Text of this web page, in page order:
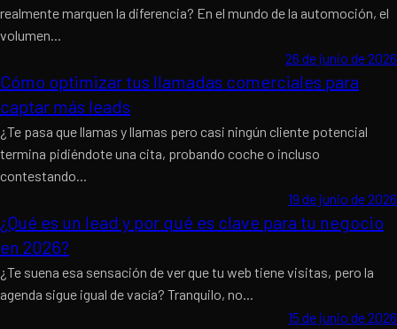
realmente marquen la diferencia? En el mundo de la automoción, el
volumen...
26 de junio de 2026
Cómo optimizar tus llamadas comerciales para
captar más leads
¿Te pasa que llamas y llamas pero casi ningún cliente potencial
termina pidiéndote una cita, probando coche o incluso
contestando...
19 de junio de 2026
¿Qué es un lead y por qué es clave para tu negocio
en 2026?
¿Te suena esa sensación de ver que tu web tiene visitas, pero la
agenda sigue igual de vacía? Tranquilo, no...
15 de junio de 2026